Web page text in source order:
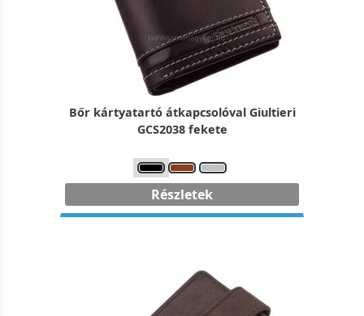
Bőr kártyatartó átkapcsolóval Giultieri
GCS2038 fekete
Részletek